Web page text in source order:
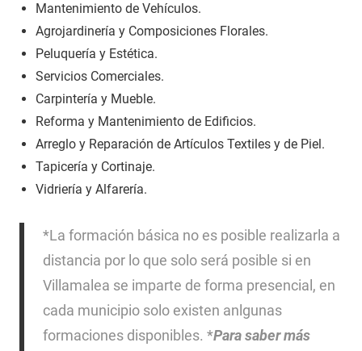
Mantenimiento de Vehículos.
Agrojardinería y Composiciones Florales.
Peluquería y Estética.
Servicios Comerciales.
Carpintería y Mueble.
Reforma y Mantenimiento de Edificios.
Arreglo y Reparación de Artículos Textiles y de Piel.
Tapicería y Cortinaje.
Vidriería y Alfarería.
*La formación básica no es posible realizarla a
distancia por lo que solo será posible si en
Villamalea se imparte de forma presencial, en
cada municipio solo existen anlgunas
formaciones disponibles. *Para saber más